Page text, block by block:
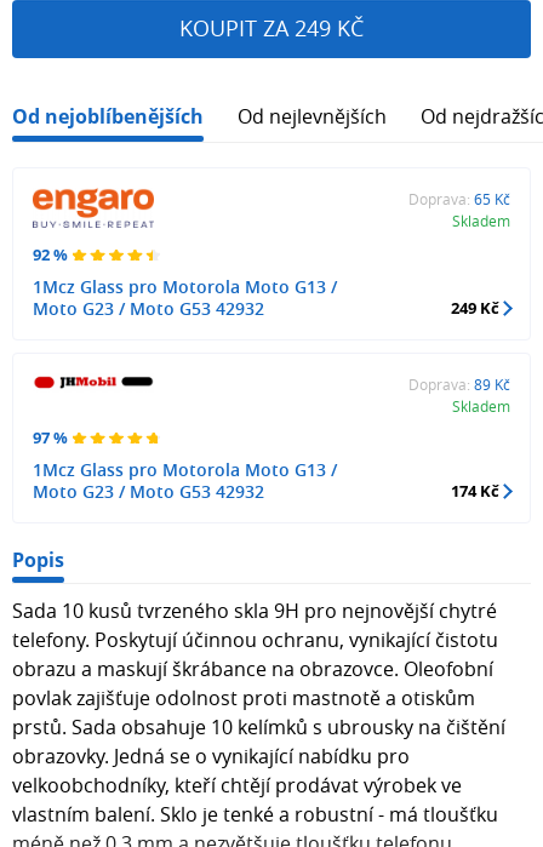
KOUPIT ZA 249 KČ
Od nejoblíbenějších Od nejlevnějších Od
92 %
1Mcz Glass pro Motorola Moto G13 /
Moto G23 / Moto G53 42932
Doprava: 65 Kč
Skladem
249 Kč
97 %
1Mcz Glass pro Motorola Moto G13 /
Moto G23 / Moto G53 42932
Doprava: 89 Kč
Skladem
174 Kč
Popis
Sada 10 kusů tvrzeného skla 9H pro nejnovější chytré
telefony. Poskytují účinnou ochranu, vynikající čistotu
obrazu a maskují škrábance na obrazovce. Oleofobní
povlak zajišťuje odolnost proti mastnotě a otiskům
prstů. Sada obsahuje 10 kelímků s ubrousky na čištění
obrazovky. Jedná se o vynikající nabídku pro
velkoobchodníky, kteří chtějí prodávat výrobek ve
vlastním balení. Sklo je tenké a robustní - má tloušťku